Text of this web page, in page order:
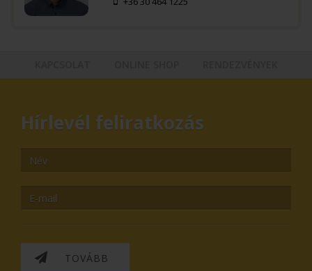
Hírlevél feliratkozás
TOVÁBB